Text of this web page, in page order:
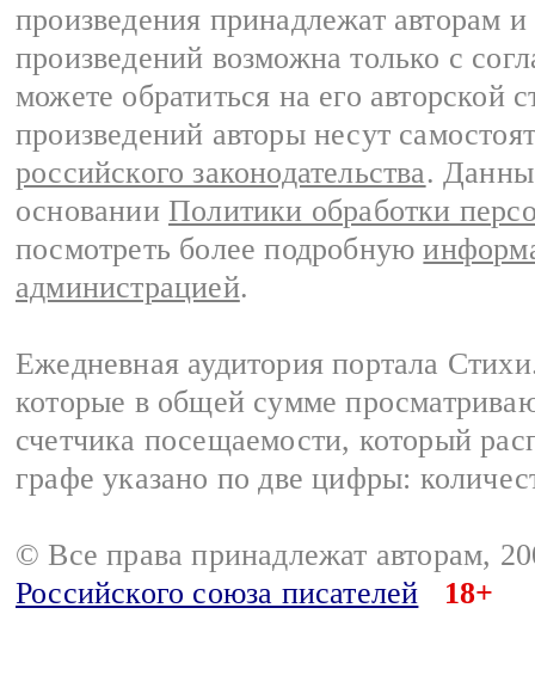
произведения принадлежат авторам
произведений возможна только с
можете обратиться на его авторской
произведений авторы несут
российского законодательства.
основании Политики обработки
посмотреть более подробную
администрацией.
Ежедневная аудитория портала
которые в общей сумме
счетчика посещаемости, который
графе указано по две цифры:
© Все права принадлежат авторам,
Российского союза писателей
18+